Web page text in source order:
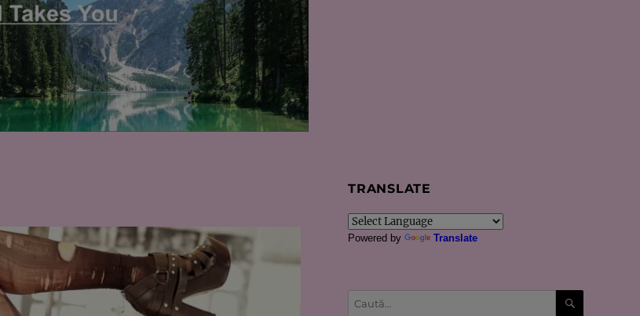
TRANSLATE
Powered by Translate
Caută
CĂUTARE